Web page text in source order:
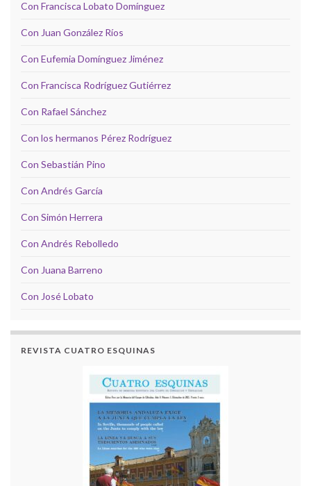
Con Francisca Lobato Domínguez
Con Juan González Ríos
Con Eufemia Domínguez Jiménez
Con Francisca Rodríguez Gutiérrez
Con Rafael Sánchez
Con los hermanos Pérez Rodríguez
Con Sebastián Pino
Con Andrés García
Con Simón Herrera
Con Andrés Rebolledo
Con Juana Barreno
Con José Lobato
REVISTA CUATRO ESQUINAS